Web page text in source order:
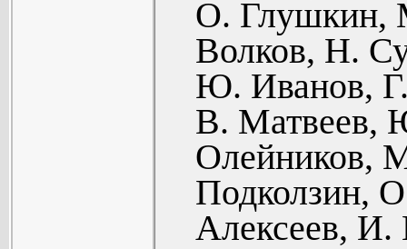
(394).
Герман
(168).
Ольга
апреле!
(169).
Юрий
Шубина
Николай
Владимир
(114).
О. Глушкин,
Волков, Н.
Ю. Иванов,
В. Матвеев,
Олейников,
Подколзин,
Алексеев, И.